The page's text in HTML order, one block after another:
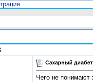
Сахарный диабет
Чего не понимают